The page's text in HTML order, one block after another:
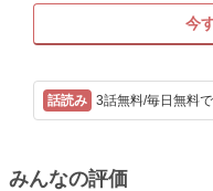
今
3話無料/毎日無料
みんなの評価